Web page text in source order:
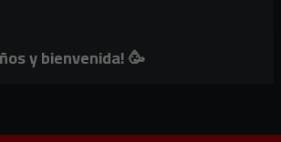
y bienvenida! 🥳